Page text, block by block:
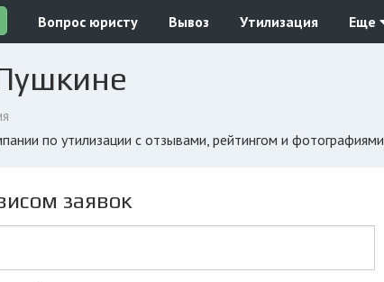
Вопрос юристу Вывоз Утилизация Еще
по утилизации с отзывами, рейтингом и фотографиями
заявок